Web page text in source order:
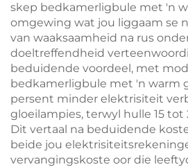
skep bedkamerligbule met 'n
omgewing wat jou liggaam se
van waaksaamheid na rus
doeltreffendheid
beduidende voordeel, met
bedkamerligbule met 'n warm
persent minder elektrisiteit
gloeilampies, terwyl hulle 15 tot
Dit vertaal na beduidende
beide jou
vervangingskoste oor die